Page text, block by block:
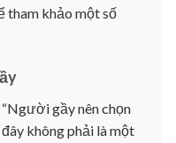
tham khảo một số
gầy nên chọn
không phải là một